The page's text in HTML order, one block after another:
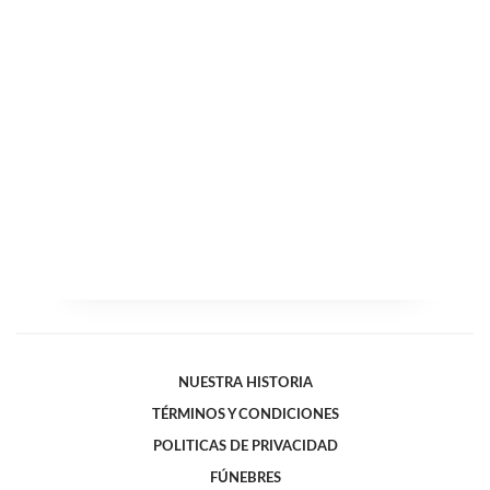
NUESTRA HISTORIA
TÉRMINOS Y CONDICIONES
POLITICAS DE PRIVACIDAD
FÚNEBRES